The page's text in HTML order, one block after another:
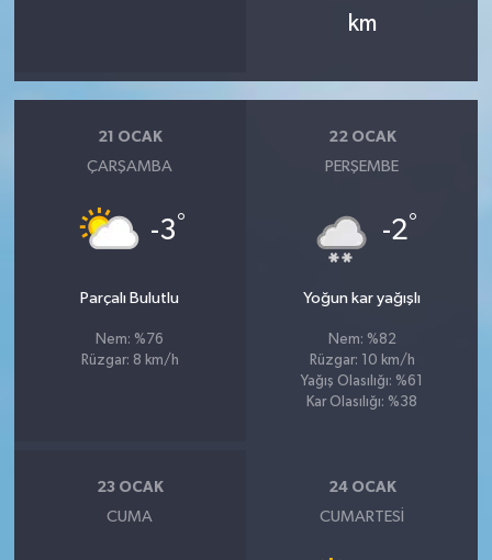
km
21 OCAK
ÇARŞAMBA
-3°
Parçalı Bulutlu
Nem: %76
Rüzgar: 8 km/h
22 OCAK
PERŞEMBE
-2°
Yoğun kar yağışlı
Nem: %82
Rüzgar: 10 km/h
Yağış Olasılığı: %61
Kar Olasılığı: %38
23 OCAK
CUMA
24 OCAK
CUMARTESI